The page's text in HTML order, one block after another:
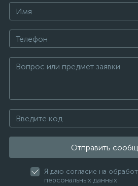
Отправить
Я даю согласие на
персональных данных